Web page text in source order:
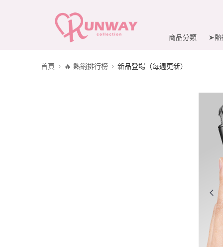
商品分類 ➤熱
首頁 🔥 熱銷排行榜 新品登場（每週更新）